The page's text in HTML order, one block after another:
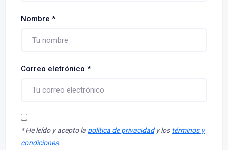
Nombre *
Correo eletrónico *
*He leído y acepto la política de privacidady lostérminos y
condiciones.